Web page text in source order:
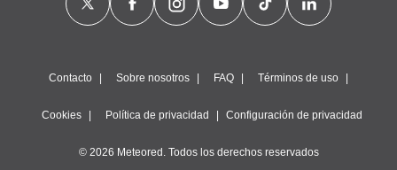
Contacto Sobre nosotros FAQ Términos de uso
Cookies Política de privacidad Configuración de privacidad
© 2026 Meteored. Todos los derechos reservados